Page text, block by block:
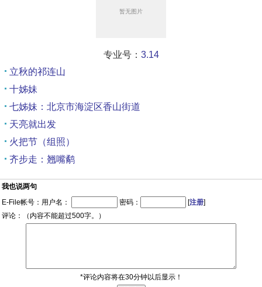
专业号： 3.14
立秋的祁连山
十姊妹
七姊妹：北京市海淀区香山街道
天亮就出发
火把节（组照）
齐步走：翘嘴鹬
我也说两句
E-File帐号：用户名：
密码： [注册]
评论：（内容不能超过500字。）
*评论内容将在30分钟以后显示！